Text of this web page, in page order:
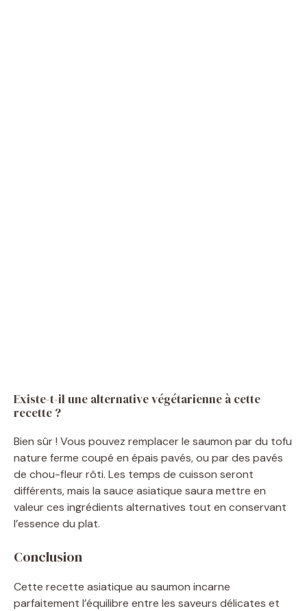
Existe-t-il une alternative végétarienne à cette
recette ?
Bien sûr ! Vous pouvez remplacer le saumon par du tofu
nature ferme coupé en épais pavés, ou par des pavés
de chou-fleur rôti. Les temps de cuisson seront
différents, mais la sauce asiatique saura mettre en
valeur ces ingrédients alternatives tout en conservant
l’essence du plat.
Conclusion
Cette recette asiatique au saumon incarne
parfaitement l’équilibre entre les saveurs délicates et